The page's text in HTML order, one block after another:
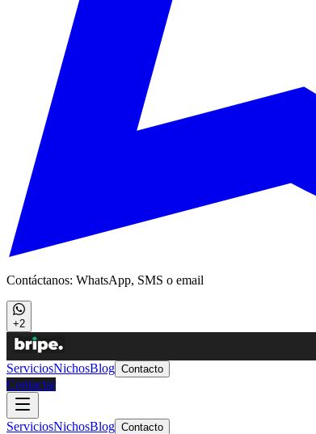
Contáctanos: WhatsApp, SMS o email
+2
ServiciosNichosBlog Contacto
Contactar
ServiciosNichosBlog Contacto